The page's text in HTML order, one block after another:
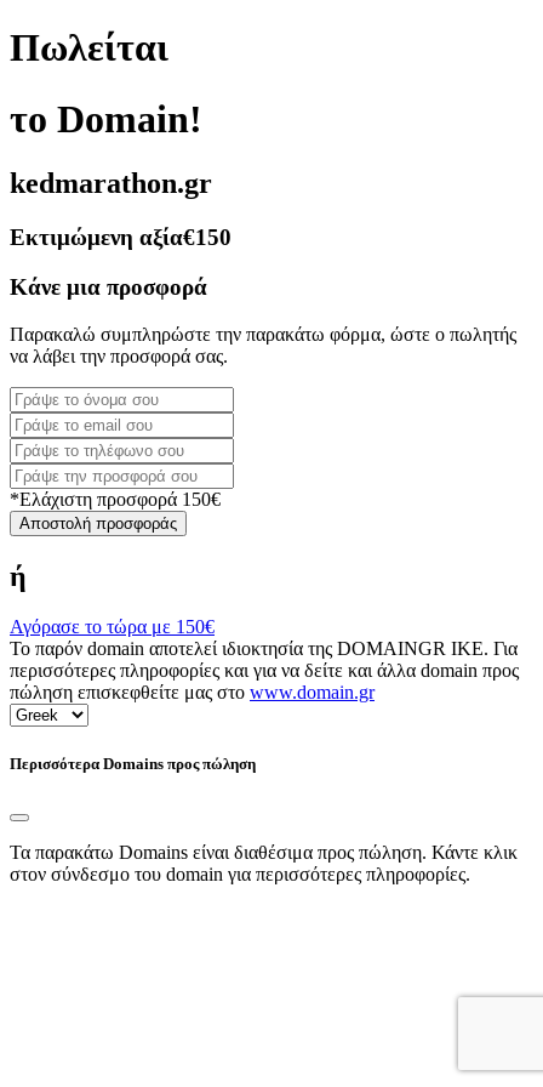
Πωλείται
το Domain!
kedmarathon.gr
Εκτιμώμενη αξία€150
Κάνε μια προσφορά
Παρακαλώ συμπληρώστε την παρακάτω φόρμα, ώστε ο πωλητής
να λάβει την προσφορά σας.
*Ελάχιστη προσφορά 150€
Αποστολή προσφοράς
ή
Αγόρασε το τώρα με 150€
Το παρόν domain αποτελεί ιδιοκτησία της DOMAINGR ΙΚΕ. Για
περισσότερες πληροφορίες και για να δείτε και άλλα domain προς
πώληση επισκεφθείτε μας στο www.domain.gr
Περισσότερα Domains προς πώληση
Τα παρακάτω Domains είναι διαθέσιμα προς πώληση. Κάντε κλικ
στον σύνδεσμο του domain για περισσότερες πληροφορίες.